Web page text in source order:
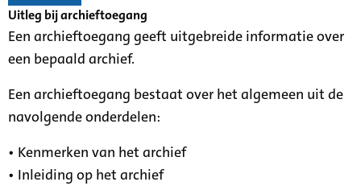
Uitleg bij archieftoegang
Een archieftoegang geeft uitgebreide informatie over
een bepaald archief.
Een archieftoegang bestaat over het algemeen uit de
navolgende onderdelen:
• Kenmerken van het archief
• Inleiding op het archief